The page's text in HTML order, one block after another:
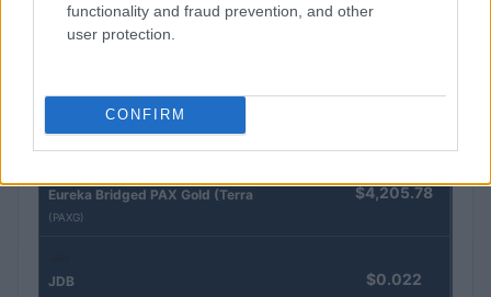
functionality and fraud prevention, and other
user protection.
CONFIRM
Nome
Kinza Babylon Staked BTC
Eureka Bridged PAX Gold (Terra
(PAXG)
$4,205.78
JDB $0.022